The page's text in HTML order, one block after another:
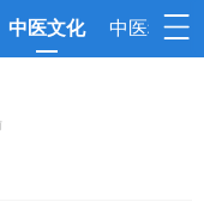
中医文化 中医秘方